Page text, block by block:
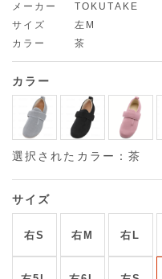
メーカー
TOKUTAKE
サイズ
左M
カラー
茶
カラー
選択されたカラー：茶
サイズ
右S 右M 右L